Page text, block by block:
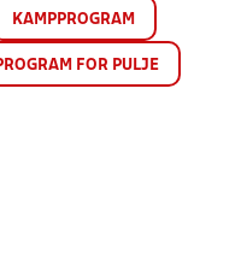
KAMPPROGRAM
FOR PULJE